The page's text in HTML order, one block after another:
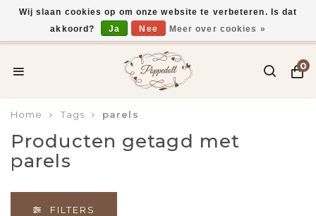
Voor 15:00 uur besteld, vandaag verzonden*
0
Home Tags parels
Producten getagd met
parels
FILTERS
Wij slaan cookies op om onze website te verbeteren. Is dat
akkoord?
Ja Nee Meer over cookies »